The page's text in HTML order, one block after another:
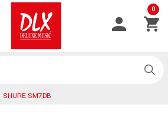
0
SHURE SM7DB